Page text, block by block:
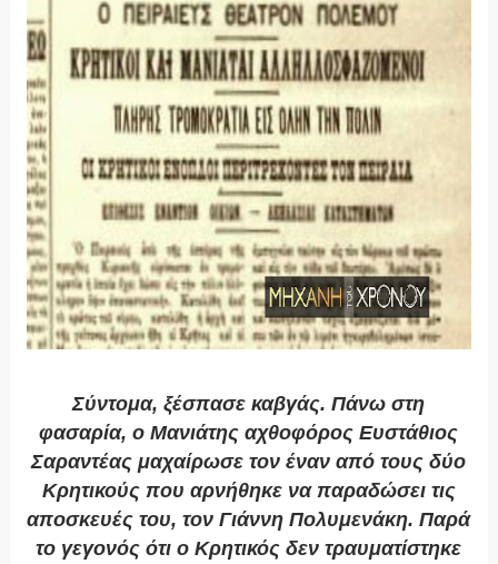
Σύντομα, ξέσπασε καβγάς. Πάνω στη
φασαρία, ο Μανιάτης αχθοφόρος Ευστάθιος
Σαραντέας μαχαίρωσε τον έναν από τους δύο
Κρητικούς που αρνήθηκε να παραδώσει τις
αποσκευές του, τον Γιάννη Πολυμενάκη. Παρά
το γεγονός ότι ο Κρητικός δεν τραυματίστηκε